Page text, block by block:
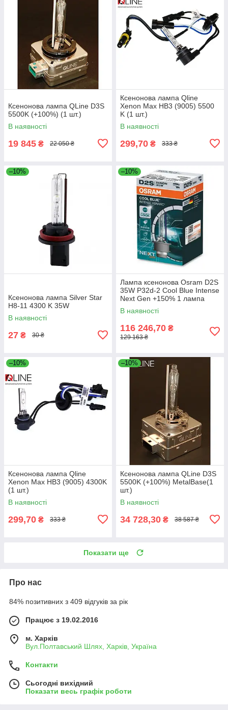
Ксенонова лампа QLine D3S
5500K (+100%) (1 шт.)
В наявності
19 845 ₴ 22 050 ₴
Ксенонова лампа Qline
Xenon Max HB3 (9005) 5500
K (1 шт.)
В наявності
299,70 ₴ 333 ₴
–10%
Ксенонова лампа Silver Star
H8-11 4300 K 35W
В наявності
27 ₴ 30 ₴
–10%
Лампа ксенонова Osram D2S
35W P32d-2 Cool Blue Intense
Next Gen +150% 1 лампа
(66240CBN)
В наявності
116 246,70 ₴
129 163 ₴
–10%
Ксенонова лампа Qline
Xenon Max HB3 (9005) 4300K
(1 шт.)
В наявності
299,70 ₴ 333 ₴
–10%
Ксенонова лампа QLine D3S
5500K (+100%) MetalBase(1
шт.)
В наявності
34 728,30 ₴ 38 587 ₴
Показати ще
Про нас
84% позитивних з 409 відгуків за рік
Працює з 19.02.2016
м. Харків
Вул.Полтавський Шлях, Харків, Україна
Контакти
Сьогодні вихідний
Показати весь графік роботи